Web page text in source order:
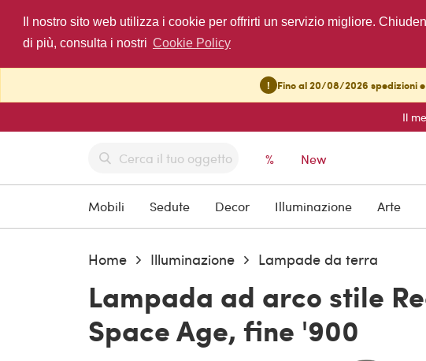
Il nostro sito web utilizza i cookie per offrirti un servizio migliore.
di più, consulta i nostri Cookie Policy
! Fino al 20/08/2026 spedizioni
Il
% New
Mobili Sedute Decor Illuminazione Arte
Home Illuminazione Lampade da terra
Lampada ad arco stile
Space Age, fine '900